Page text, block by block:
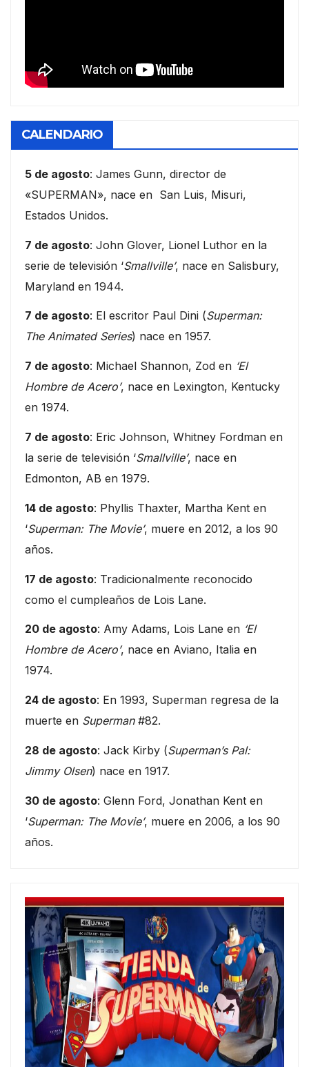
CALENDARIO
5 de agosto: James Gunn, director de
«SUPERMAN», nace en San Luis, Misuri,
Estados Unidos.
7 de agosto: John Glover, Lionel Luthor en la
serie de televisión ‘Smallville’, nace en Salisbury,
Maryland en 1944.
7 de agosto: El escritor Paul Dini (Superman:
The Animated Series) nace en 1957.
7 de agosto: Michael Shannon, Zod en ‘El
Hombre de Acero’, nace en Lexington, Kentucky
en 1974.
7 de agosto: Eric Johnson, Whitney Fordman en
la serie de televisión ‘Smallville’, nace en
Edmonton, AB en 1979.
14 de agosto: Phyllis Thaxter, Martha Kent en
‘Superman: The Movie’, muere en 2012, a los 90
años.
17 de agosto: Tradicionalmente reconocido
como el cumpleaños de Lois Lane.
20 de agosto: Amy Adams, Lois Lane en ‘El
Hombre de Acero’, nace en Aviano, Italia en
1974.
24 de agosto: En 1993, Superman regresa de la
muerte en Superman#82.
28 de agosto: Jack Kirby (Superman’s Pal:
Jimmy Olsen) nace en 1917.
30 de agosto: Glenn Ford, Jonathan Kent en
‘Superman: The Movie’, muere en 2006, a los 90
años.